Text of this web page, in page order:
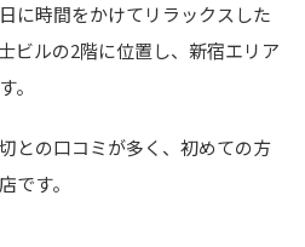
に時間をかけてリラックスした
ビルの2階に位置し、新宿エリア
。
との口コミが多く、初めての方
です。